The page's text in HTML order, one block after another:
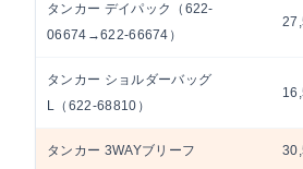
タンカー デイパック（622-
06674→622-66674）
タンカー ショルダーバッグ
L（622-68810）
タンカー 3WAYブリーフ